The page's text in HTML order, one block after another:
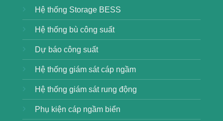
Hệ thống Storage BESS
Hệ thống bù công suất
Dự báo công suất
Hệ thống giám sát cáp ngầm
Hệ thống giám sát rung động
Phụ kiện cáp ngầm biển